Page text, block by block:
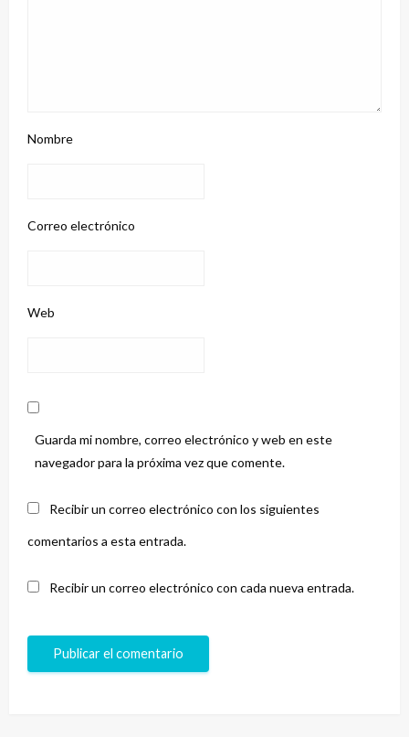
Nombre
Correo electrónico
Web
Guarda mi nombre, correo electrónico y web en este
navegador para la próxima vez que comente.
Recibir un correo electrónico con los siguientes
comentarios a esta entrada.
Recibir un correo electrónico con cada nueva entrada.